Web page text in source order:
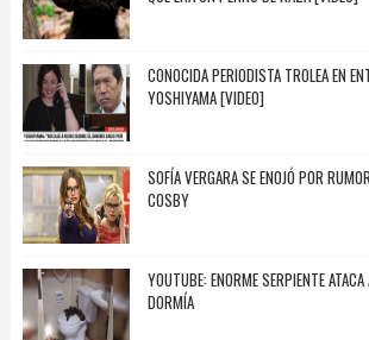
CONOCIDA PERIODISTA TROLEA EN
YOSHIYAMA [VIDEO]
SOFÍA VERGARA SE ENOJÓ POR
COSBY
YOUTUBE: ENORME SERPIENTE
DORMÍA